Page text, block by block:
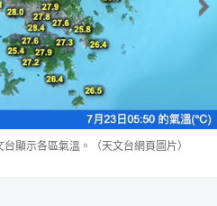
顯示各區氣溫。（天文台網頁圖片）